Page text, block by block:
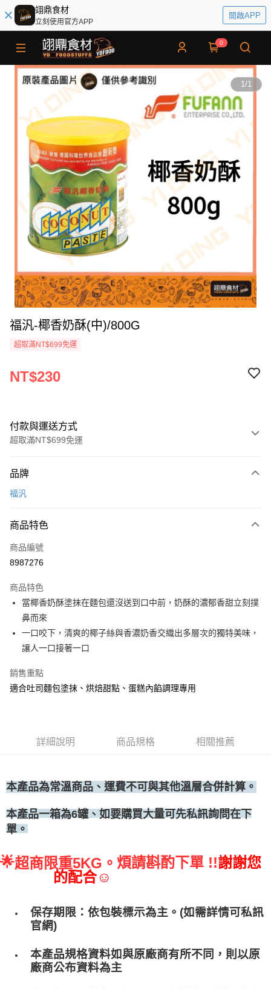
翊鼎食材
立刻使用官方APP
開啟APP
0
1/1
福汎-椰香奶酥(中)/800G
超取滿NT$699免運
NT$230
付款與運送方式
超取滿NT$699免運
信用卡一次付款
運送方式
• 付款後全家取貨
• 付款後7-11取貨
每筆NT$60，滿NT$699(含以上)免運費
(請點開選項勾選)
每筆NT$250
品牌
福汎
商品特色
商品編號
8987276
商品特色
當椰香奶酥塗抹在麵包還沒送到口中前，奶酥的濃郁香甜立刻撲
鼻而來
一口咬下，清爽的椰子絲與香濃奶香交織出多層次的獨特美味，
讓人一口接著一口
銷售重點
適合吐司麵包塗抹、烘焙甜點、蛋糕內餡調理專用
詳細說明 商品規格 相關推薦
本產品為常溫商品、運費不可與其他溫層合併計算。
本產品一箱為6罐、如要購買大量可先私訊詢問在下
單。
🌟超商限重5KG。 煩請斟酌下單 !!謝謝您
的配合☺
保存期限：依包裝標示為主。(如需詳情可私訊
官網)
本產品規格資料如與原廠商有所不同，則以原
廠商公布資料為主